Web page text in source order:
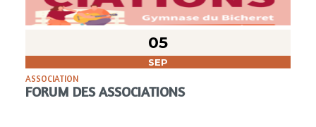
05
SEP
ASSOCIATION
FORUM DES ASSOCIATIONS